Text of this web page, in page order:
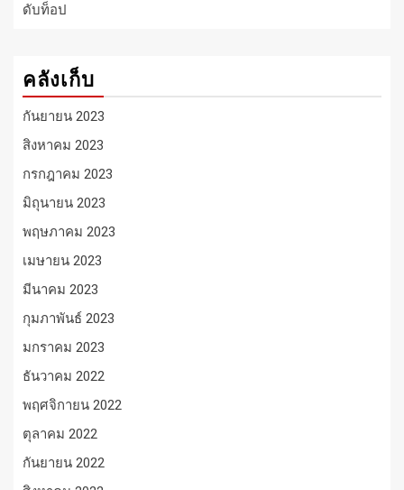
ดับท็อป
คลังเก็บ
กันยายน 2023
สิงหาคม 2023
กรกฎาคม 2023
มิถุนายน 2023
พฤษภาคม 2023
เมษายน 2023
มีนาคม 2023
กุมภาพันธ์ 2023
มกราคม 2023
ธันวาคม 2022
พฤศจิกายน 2022
ตุลาคม 2022
กันยายน 2022